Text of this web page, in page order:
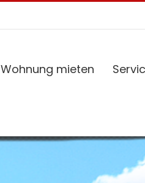
Wohnung mieten